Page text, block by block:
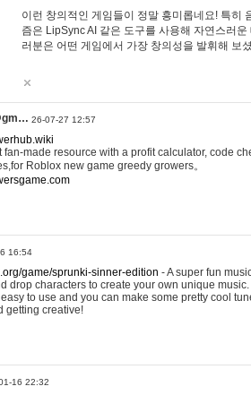
이런 창의적인 게임들이 정말 흥미롭네요! 특히
즘은 LipSync AI 같은 도구를 사용해 자연스러
러분은 어떤 게임에서 가장 창의성을 발휘해 보
26-07-27 12:57
made resource with a profit calculator, code
Roblox new game greedy growers。
16:54
game/sprunki-sinner-edition - A super fun
drop characters to create your own unique
to use and you can make some pretty cool
getting creative!
16 22:32